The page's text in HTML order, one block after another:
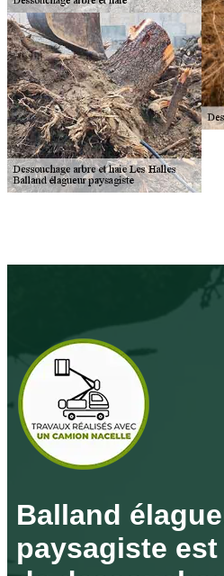
Balland
paysagiste